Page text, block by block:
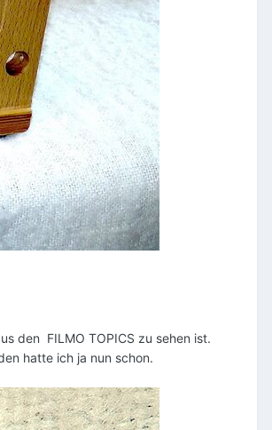
den FILMO TOPICS zu sehen ist.
hatte ich ja nun schon.